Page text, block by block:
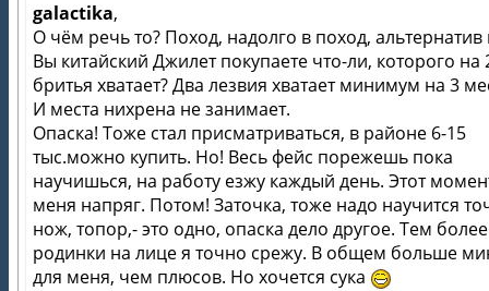
galactika,
О чём речь то? Поход, надолго в поход, альтернатив
Вы китайский Джилет покупаете что-ли, которого на
бритья хватает? Два лезвия хватает минимум на 3
И места нихрена не занимает.
Опаска! Тоже стал присматриваться, в районе 6-15
тыс.можно купить. Но! Весь фейс порежешь пока
научишься, на работу езжу каждый день. Этот
меня напряг. Потом! Заточка, тоже надо научится
нож, топор,- это одно, опаска дело другое. Тем более
родинки на лице я точно срежу. В общем больше
для меня, чем плюсов. Но хочется сука